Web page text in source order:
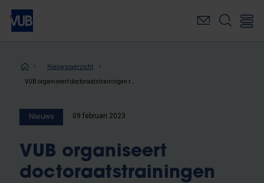
Overslaan
naar
inhoudKruimelpad
Nieuwsoverzicht
Nieuws 09 februari 2023
VUB organiseert
doctoraatstrainingen